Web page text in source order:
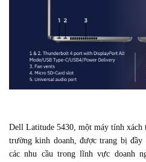
Dell Latitude 5430, một máy tính xách
trường kinh doanh, được trang bị
các nhu cầu trong lĩnh vực doanh